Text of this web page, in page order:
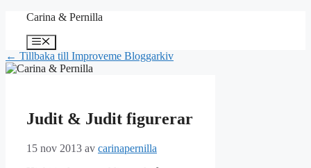
Hoppa
innehåll
Carina & Pernilla
Meny
← Tillbaka till Improveme Bloggarkiv
Judit & Judit figurerar
15 nov 2013 av carinapernilla